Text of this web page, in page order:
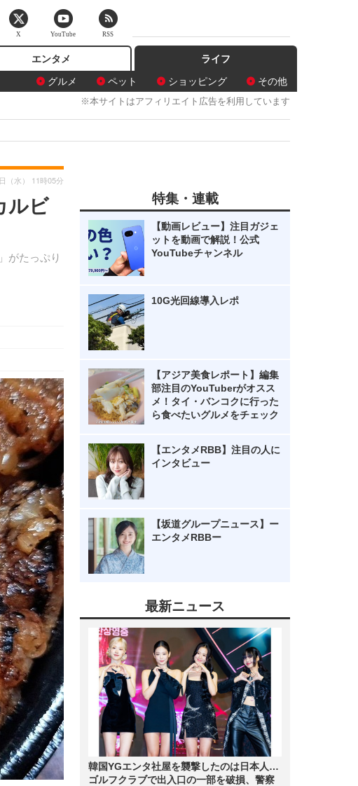
エンタメ
ライフ
グルメ
ペット ショッピング その他
※本サイトはアフィリエイト広告を利用しています
ルビ
がたっぷり
（水） 11時05分
特集・連載
【動画レビュー】注目ガジェ
ットを動画で解説！公式
YouTubeチャンネル
10G光回線導入レポ
【アジア美食レポート】編集
部注目のYouTuberがオスス
メ！タイ・バンコクに行った
ら食べたいグルメをチェック
【エンタメRBB】注目の人に
インタビュー
【坂道グループニュース】ー
エンタメRBBー
最新ニュース
韓国YGエンタ社屋を襲撃したのは日本人…
ゴルフクラブで出入口の一部を破損、警察
X YouTube RSS